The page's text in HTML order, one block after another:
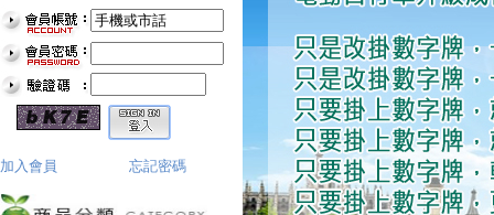
加入會員 忘記密碼